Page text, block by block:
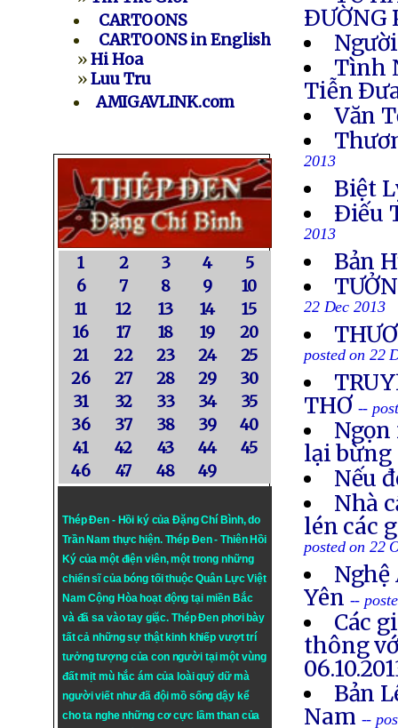
CARTOONS
CARTOONS in English
»Hi Hoa
»Luu Tru
AMIGAVLINK.com
1 2 3 4
5
6
7 8 9
10
11
12 13 14
15
16
17 18 19
20
21
22 23 24
25
26
27 28 29
30
31
32 33 34
35
36
37 38 39
40
41
42 43 44
45
46
47 48 49
Thép Đen - Hồi ký của Đặng Chí Bình, do
Trần Nam thực hiện. Thép Đen- Thiên Hồi
Ký của một điện viên, một trong những
chiến sĩ của bóng tối thuộc Quân Lực Việt
Nam Cộng Hòa hoạt động tại miền Bắc
và đã sa vào tay giặc. Thép Đen phơi bày
tất cả những sự thật kinh khiếp vượt trí
tưởng tượng của con người tại một vùng
đất mịt mù hắc ám của loài quỷ dữ mà
người viết như đã đội mồ sống dậy kể
cho ta nghe những cơ cực lầm than của
ÐƯỜNG
Tình
Tiễn
Văn
2013
Biệt
Ðiếu
2013
Bản
22 Dec 2013
posted on 22
THƠ --
lại bừng
Nếu
Nhà
lén các
posted on 22
Nghệ
Yên --
Các
thông
Bản
Nam --